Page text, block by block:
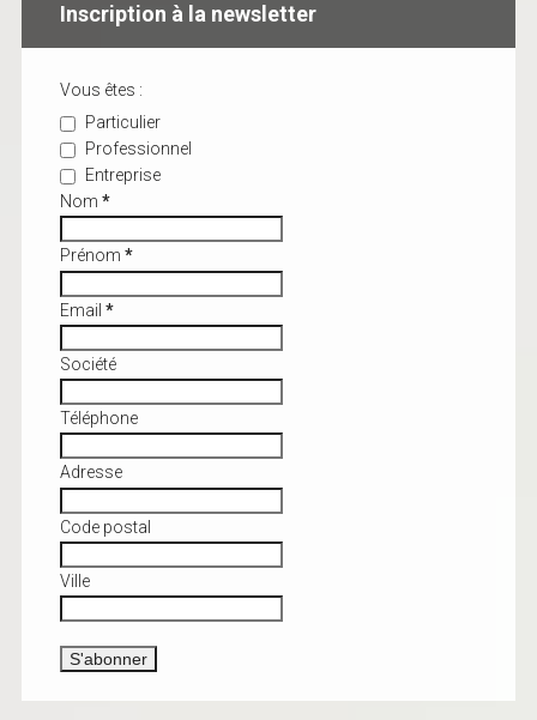
Inscription à la newsletter
Vous êtes :
Particulier
Professionnel
Entreprise
Nom *
Prénom *
Email *
Société
Téléphone
Adresse
Code postal
Ville